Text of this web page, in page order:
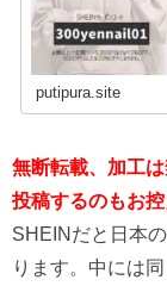
putipura.site
無断転載、加工
投稿するのもお控
SHEINだと日本
ります。中には